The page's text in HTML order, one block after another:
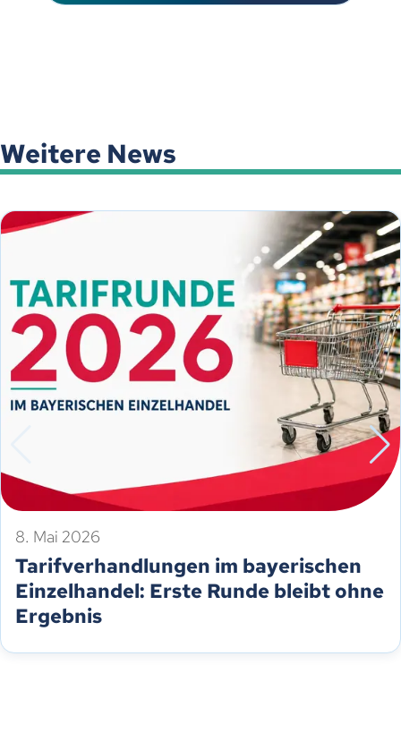
Weitere News
8. Mai 2026
Tarifverhandlungen im bayerischen
Einzelhandel: Erste Runde bleibt ohne
Ergebnis